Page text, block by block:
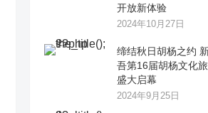
开放新体验
2024年10月27日
缔结秋日胡杨之约
吾第16届胡杨文化
盛大启幕
2024年9月25日